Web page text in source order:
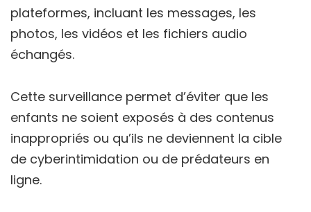
plateformes, incluant les messages, les
photos, les vidéos et les fichiers audio
échangés.
Cette surveillance permet d’éviter que les
enfants ne soient exposés à des contenus
inappropriés ou qu’ils ne deviennent la cible
de cyberintimidation ou de prédateurs en
ligne.